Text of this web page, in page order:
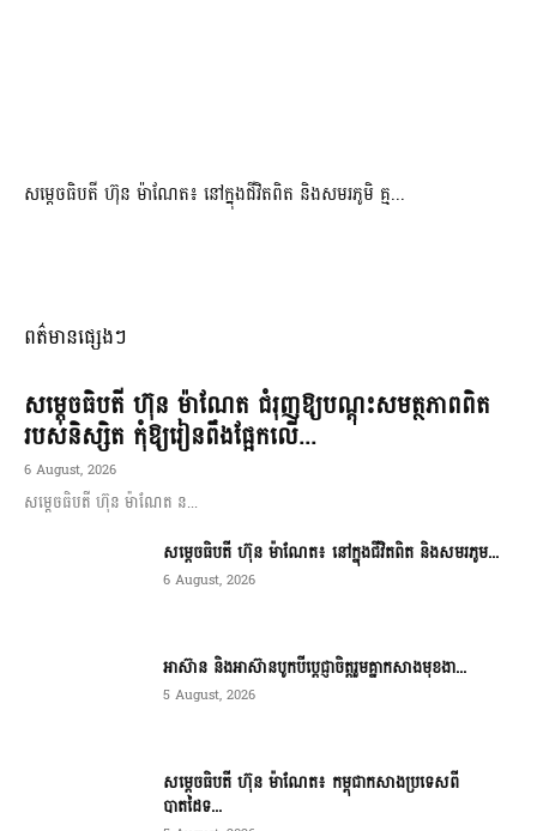
សម្តេចធិបតី ហ៊ុន ម៉ាណែត៖ នៅក្នុងជីវិតពិត និងសមរភូមិ គ្ម...
ពត៌មានផ្សេងៗ
សម្តេចធិបតី ហ៊ុន ម៉ាណែត ជំរុញឱ្យបណ្តុះសមត្ថភាពពិត
របស់និស្សិត កុំឱ្យរៀនពឹងផ្អែកលើ...
6 August, 2026
សម្តេចធិបតី ហ៊ុន ម៉ាណែត ន...
សម្តេចធិបតី ហ៊ុន ម៉ាណែត៖ នៅក្នុងជីវិតពិត និងសមរភូម...
6 August, 2026
អាស៊ាន និងអាស៊ានបូកបីប្តេជ្ញាចិត្តរួមគ្នាកសាងមុខងា...
5 August, 2026
សម្ដេចធិបតី ហ៊ុន ម៉ាណែត៖ កម្ពុជាកសាងប្រទេសពី
បាតដៃទ...